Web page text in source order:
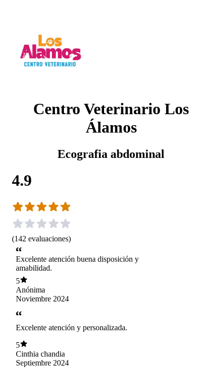
Centro Veterinario Los
Álamos
Ecografia abdominal
4.9
(142 evaluaciones)
Excelente atención buena disposición y
amabilidad.
5
Anónima
Noviembre 2024
Excelente atención y personalizada.
5
Cinthia chandia
Septiembre 2024